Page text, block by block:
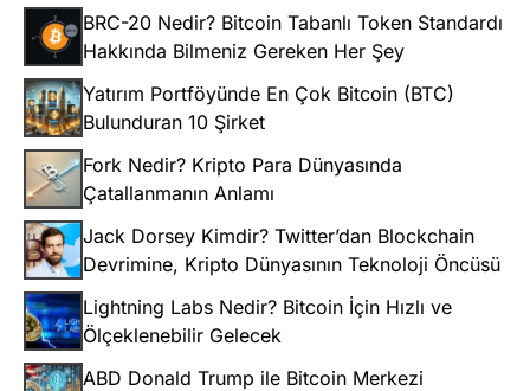
BRC-20 Nedir? Bitcoin Tabanlı Token Standardı
Hakkında Bilmeniz Gereken Her Şey
Yatırım Portföyünde En Çok Bitcoin (BTC)
Bulunduran 10 Şirket
Fork Nedir? Kripto Para Dünyasında
Çatallanmanın Anlamı
Jack Dorsey Kimdir? Twitter’dan Blockchain
Devrimine, Kripto Dünyasının Teknoloji Öncüsü
Lightning Labs Nedir? Bitcoin İçin Hızlı ve
Ölçeklenebilir Gelecek
ABD Donald Trump ile Bitcoin Merkezi